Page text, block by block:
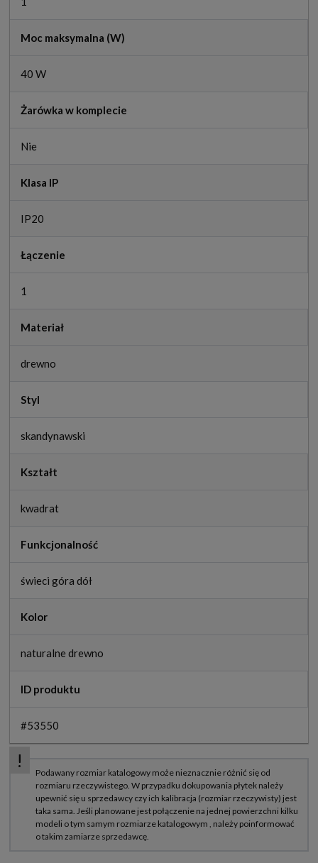
Moc maksymalna (W)
40 W
Żarówka w komplecie
Nie
Klasa IP
IP20
Łączenie
1
Materiał
drewno
Styl
skandynawski
Kształt
kwadrat
Funkcjonalność
świeci góra dół
Kolor
naturalne drewno
ID produktu
#53550